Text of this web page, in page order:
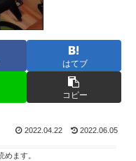
はてブ
コピー
2022.04.22 2022.06.05
めます。